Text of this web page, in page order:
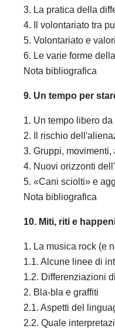
3. La pratica della
4. Il volontariato tra
5. Volontariato e
6. Le varie forme
Nota bibliografica
9. Un tempo per
1. Un tempo libero
2. Il rischio
3. Gruppi, movimenti,
4. Nuovi orizzonti
5. «Cani sciolti» e
Nota bibliografica
10. Miti, riti e
1. La musica rock (e
1.1. Alcune linee di
1.2. Differenziazioni
2. Bla-bla e graffiti
2.1. Aspetti del
2.2. Quale